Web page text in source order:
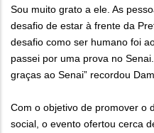
Sou muito grato a ele. As
desafio de estar à frente da
desafio como ser humano foi
passei por uma prova no
graças ao Senai” recordou
Com o objetivo de promover o
social, o evento ofertou cerca